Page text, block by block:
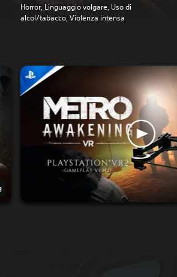
Horror, Linguaggio volgare, Uso di
alcol/tabacco, Violenza intensa